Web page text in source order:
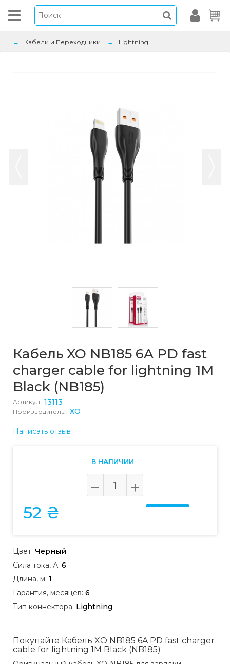
Кабели и Переходники Lightning
Кабель XO NB185 6A PD fast
charger cable for lightning 1M
Black (NB185)
Артикул: 13113
Производитель: XO
Написать отзыв
В НАЛИЧИИ
52 ₴
Цвет: Черный
Сила тока, А: 6
Длина, м: 1
Гарантия, месяцев: 6
Тип коннектора: Lightning
Покупайте Кабель XO NB185 6A PD fast charger
cable for lightning 1M Black (NB185)